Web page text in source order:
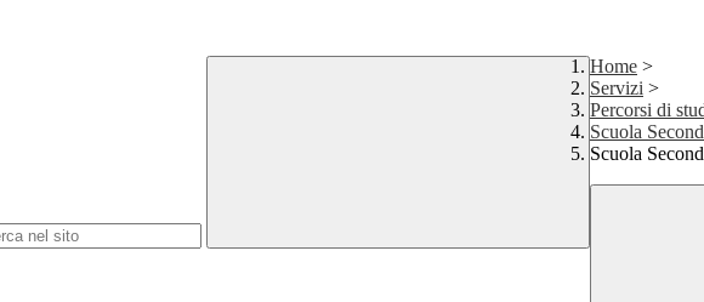
Home >
Servizi >
Percorsi di
Scuola
Scuola